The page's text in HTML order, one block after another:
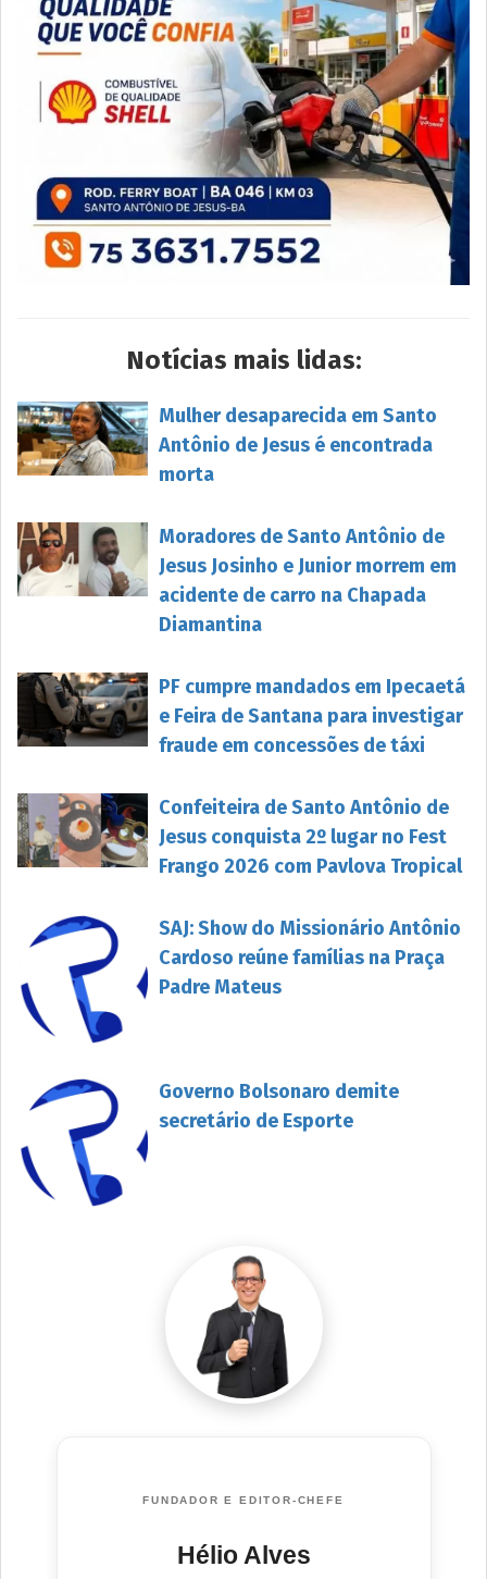
Notícias mais lidas:
Mulher desaparecida em Santo
Antônio de Jesus é encontrada
morta
Moradores de Santo Antônio de
Jesus Josinho e Junior morrem em
acidente de carro na Chapada
Diamantina
PF cumpre mandados em Ipecaetá
e Feira de Santana para investigar
fraude em concessões de táxi
Confeiteira de Santo Antônio de
Jesus conquista 2º lugar no Fest
Frango 2026 com Pavlova Tropical
SAJ: Show do Missionário Antônio
Cardoso reúne famílias na Praça
Padre Mateus
Governo Bolsonaro demite
secretário de Esporte
FUNDADOR E EDITOR-CHEFE
Hélio Alves